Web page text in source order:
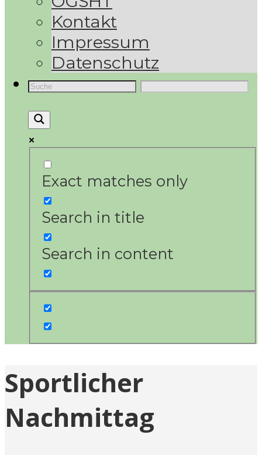
Kontakt
Impressum
Datenschutz
Exact matches only
Search in title
Search in content
Sportlicher
Nachmittag